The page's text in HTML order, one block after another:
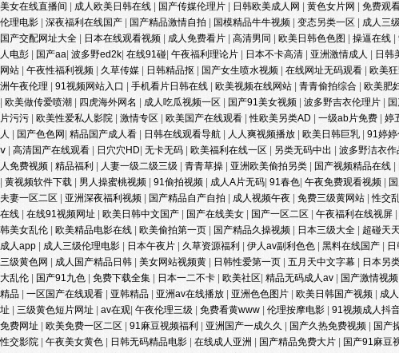
美女在线直播间
成人欧美日韩在线 国产传媒伦理片 日韩欧美成人网 黄色女片网 免费观
伦理电影
深夜福利在线国产 国产精品激情自拍 国模精品牛牛视频 变态另类一区 成人三
国产交配网址大全
日本在线观看视频 成人免费看片 高清男同 欧美日韩色色图 操逼在线
人电彭
国产aa 波多野ed2k 在线91碰 午夜福利理论片 日本不卡高清 亚洲激情成人 日韩
网站
午夜性福利视频 久草传媒 日韩精品抠 国产女生喷水视频 在线网址无码观看 欧美
洲午夜伦理
91视频网站入口 手机看片日韩在线 欧美视频在线网站 青青偷拍综合 欧美肥
欧美做传爱喷潮 四虎海外网名 成人吃瓜视频一区 国产91美女视频 波多野吉衣伦理片
片污污
欧美性爱私人影院 激情专区 欧美国产在线观看 |性欧美另类AD 一级ab片免费 婷
人
国产色色网 精品国产成人看 日韩在线观看导航 人人爽视频播放 欧美日韩巨乳 91婷婷
ⅴ
高清国产在线观看 日穴穴HD 无卡无码 欧美福利在线一区 另类无码中出 波多野洁衣作
人免费视频
精品福利 人妻一级二级三级 青青草操 亚洲欧美偷拍另类 国产视频精品在线
黄视频软件下载 男人操蜜桃视频 91偷拍视频 成人A片无码 91春色 午夜免费观看视频
夫妻一区二区
亚洲深夜福利视频 国产精品自产自拍 成人视频午夜 免费三级黄网站 |性交
在线
在线91视频网址 欧美日韩中文国产 国产在线美女 国产一区二区 午夜福利在线视屏
韩美女乱伦
欧美精品电影在线 欧美偷拍第一页 国产精品久操视频 日本三级大全 超碰天
成人app
成人三级伦理电影 日本午夜片 久草资源福利 伊人av副利色色 黑料在线国产
三级黄色网
成人国产精品日韩 美女网站视频黄 日韩性爱第一页 五月天中文字幕 日本另
大乱伦
国产91九色 免费下载全集 日本一二不卡 欧美社区 精品无码成人av 国产激情视频
精品
一区国产在线观看 亚韩精品 亚洲av在线播放 亚洲色色图片 欧美日韩国产视频 成
址
三级黄色短片网址 av在观 午夜伦理三级 免费看黄www 伦理按摩电影 91视频成人抖
免费网址
欧美免费一区二区 91麻豆视频福利 亚洲国产一成久久 国产久热免费视频 国产
性交影院
午夜美女黄色 日韩无码精品电影 在线成人亚洲 国产精品免费大片 国产91麻豆